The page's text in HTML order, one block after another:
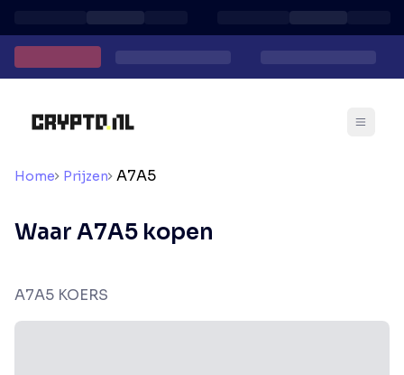
Home Prijzen A7A5
Waar A7A5 kopen
A7A5 KOERS